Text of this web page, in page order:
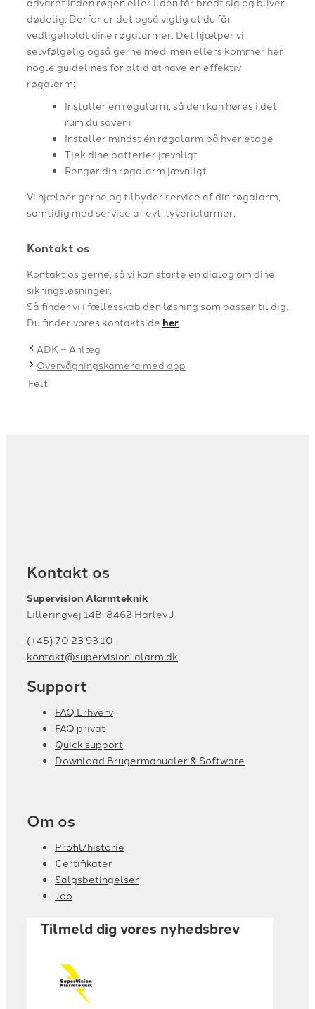
dødelig. Derfor er det også vigtig at du får
vedligeholdt dine røgalarmer. Det hjælper vi
selvfølgelig også gerne med, men ellers kommer her
nogle guidelines for altid at have en effektiv
røgalarm:
Installer en røgalarm, så den kan høres i det
rum du sover i
Installer mindst én røgalarm på hver etage
Tjek dine batterier jævnligt
Rengør din røgalarm jævnligt
Vi hjælper gerne og tilbyder service af din røgalarm,
samtidig med service af evt. tyverialarmer.
Kontakt os
Kontakt os gerne, så vi kan starte en dialog om dine
sikringsløsninger.
Så finder vi i fællesskab den løsning som passer til dig.
Du finder vores kontaktside her
ADK – Anlæg
Overvågningskamera med app
Felt
Kontakt os
Supervision Alarmteknik
Lilleringvej 14B, 8462 Harlev J
(+45) 70 23 93 10
kontakt@supervision-alarm.dk
Support
FAQ Erhverv
FAQ privat
Quick support
Download Brugermanualer & Software
Om os
Profil/historie
Certifikater
Salgsbetingelser
Job
Tilmeld dig vores nyhedsbrev